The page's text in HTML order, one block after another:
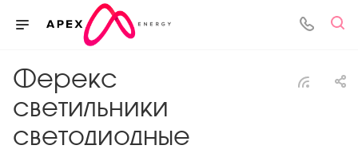
Ферекс
светильники
светодиодные